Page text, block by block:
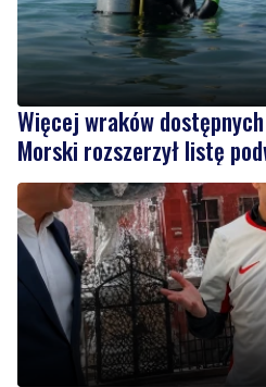
Więcej wraków
Morski rozszerzył listę